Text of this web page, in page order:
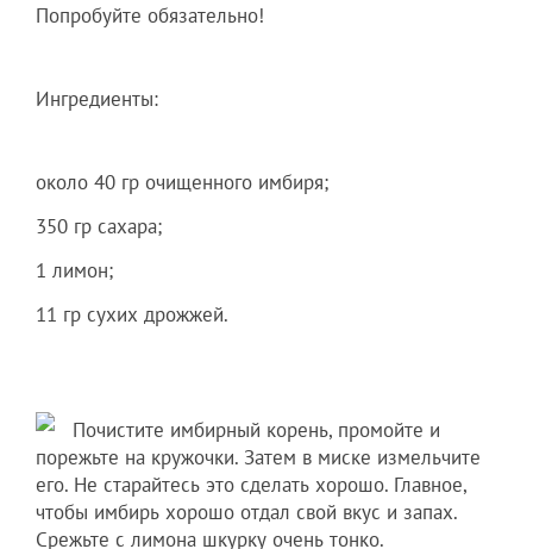
Попробуйте обязательно!
Ингредиенты:
около 40 гр очищенного имбиря;
350 гр сахара;
1 лимон;
11 гр сухих дрожжей.
Почистите имбирный корень, промойте и
порежьте на кружочки. Затем в миске измельчите
его. Не старайтесь это сделать хорошо. Главное,
чтобы имбирь хорошо отдал свой вкус и запах.
Срежьте с лимона шкурку очень тонко.